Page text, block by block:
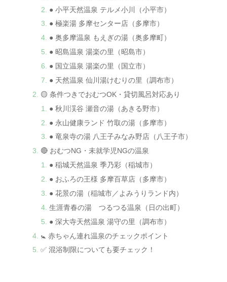
● 小平天然温泉 テルメ小川（小平市）
● 極楽湯 多摩センター店（多摩市）
● 奥多摩温泉 もえぎの湯（奥多摩町）
● 昭島温泉 湯楽の里（昭島市）
● 国立温泉 湯楽の里（国立市）
● 天然温泉 仙川湯けむりの里（調布市）
🟡 条件つきでおむつOK・貸切風呂対応あり
● 秋川渓谷 瀬音の湯（あきる野市）
● 永山健康ランド 竹取の湯（多摩市）
● 竜泉寺の湯 八王子みなみ野店（八王子市）
🔴 おむつNG・未就学児NGの温泉
● 稲城天然温泉 季乃彩（稲城市）
● おふろの王様 多摩百草店（多摩市）
● 花景の湯（稲城市／よみうりランド内）
生涯青春の湯 つるつる温泉（日の出町）
● 深大寺天然温泉 湯守の里（調布市）
🚼 赤ちゃん連れ温泉のチェックポイント
✅ 混浴制限についても要チェック！